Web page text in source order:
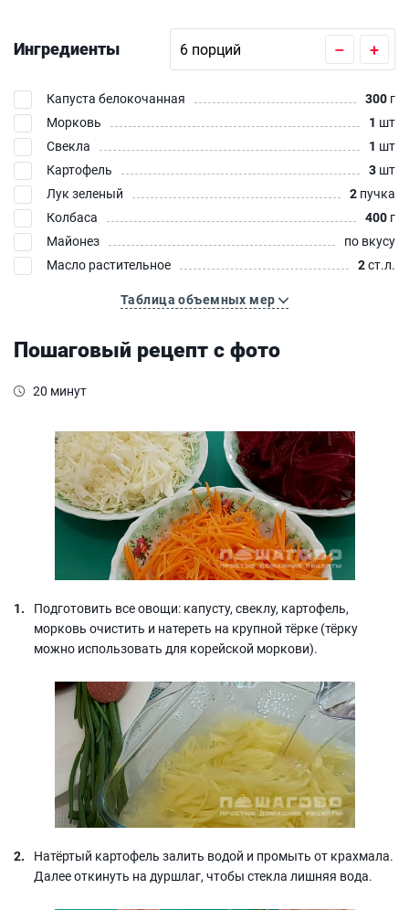
Ингредиенты – +
Капуста белокочанная 300 г
Морковь
1 шт
Свекла
1 шт
Картофель
3 шт
Лук зеленый
2 пучка
Колбаса
400 г
Майонез
по вкусу
Масло растительное
2ст.л.
Таблица объемных мер
Пошаговый рецепт с фото
20 минут
Подготовить все овощи: капусту, свеклу, картофель,
морковь очистить и натереть на крупной тёрке (тёрку
можно использовать для корейской моркови).
Натёртый картофель залить водой и промыть от крахмала.
Далее откинуть на дуршлаг, чтобы стекла лишняя вода.